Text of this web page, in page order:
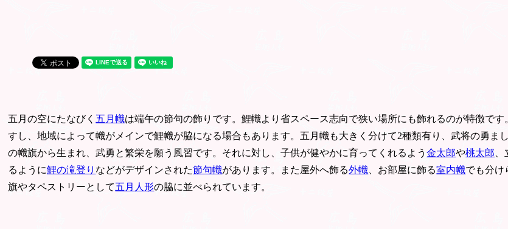
五月の空にたなびく 五月幟は端午の節句の飾りです。鯉幟より省スペース志向で狭い場所にも飾れるのが特徴です
すし、地域によって幟がメインで鯉幟が脇になる場合もあります。五月幟も大きく分けて2種類有り、武将の勇ま
の幟旗から生まれ、武勇と繁栄を願う風習です。それに対し、子供が健やかに育ってくれるよう金太郎や桃太郎、
るように鯉の滝登り などがデザインされた節句幟があります。また屋外へ飾る外幟 、お部屋に飾る室内幟でも分け
旗やタペストリーとして五月人形の脇に並べられています。